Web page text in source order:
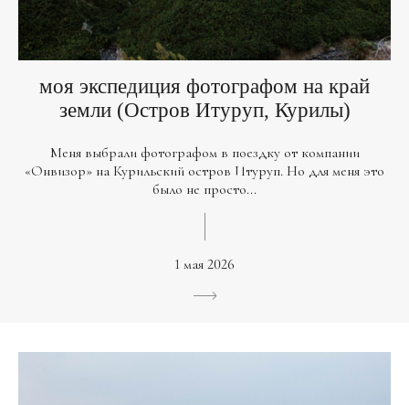
моя экспедиция фотографом на край
земли (Остров Итуруп, Курилы)
Меня выбрали фотографом в поездку от компании
«Онвизор» на Курильский остров Итуруп. Но для меня это
было не просто...
1 мая 2026